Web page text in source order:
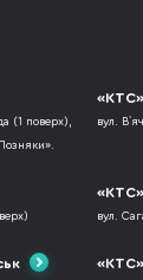
(1 поверх),
«КТС»
вул.
вул.